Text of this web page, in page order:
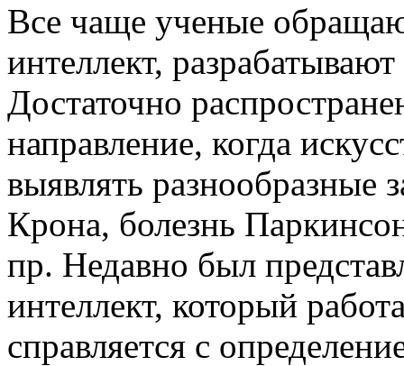
Все чаще ученые
интеллект,
Достаточно
направление, когда
выявлять разнообразные
Крона, болезнь
пр. Недавно был
интеллект, который
справляется с